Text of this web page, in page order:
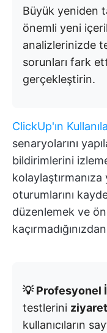
Büyük yeniden
önemli yeni
analizlerinizde
sorunları fark
gerçekleştirin.
ClickUp'ın
senaryolarını
bildirimlerini
kolaylaştırmanıza
oturumlarını
düzenlemek ve
💡 Profesyonel
testlerini
kullanıcıların